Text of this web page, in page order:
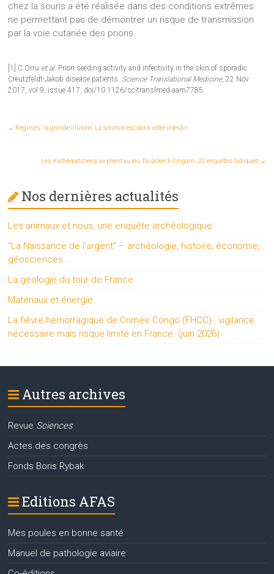
chez la souris a été réalisée dans des conditions extrêmes
ne permettant pas de démontrer un risque de transmission
par la voie cutanée des prions.
[1] C Orru et al. Prion seeding activity and infectivity in the skin of sporadic
Creutzfeldt-Jakob disease patients. Science Translational Medicine, 22 Nov
2017, vol 9, issue 417, doi/10.1126/scitranslmed.aam7785
← Régimes : la grande illusion. La solution est dans votre intestin
Les mathématiciens se plient au jeu. Du poker à l’origami, 20 enquêtes ludiques →
Nos dernières actualités
Les animaux et nous, une enquête archéologique
“La Naissance de l’argent” – archéologie, histoire, économie,
géosciences…
La géologie du tour de France
Matériaux et énergie
La fièvre hémorragique de Crimée Congo (FHCC) : vigilance
nécessaire mais risque limité en France. (juin 2026)
Autres archives
Revue Sciences
Actes des congrès
Fonds Boris Rybak
Editions AFAS
Mes poules en bonne santé
Manuel de pathologie aviaire